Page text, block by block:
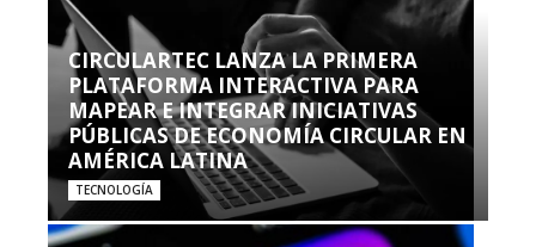
CIRCULARTEC LANZA LA PRIMERA
PLATAFORMA INTERACTIVA PARA
MAPEAR E INTEGRAR INICIATIVAS
PÚBLICAS DE ECONOMÍA CIRCULAR EN
AMÉRICA LATINA
TECNOLOGÍA